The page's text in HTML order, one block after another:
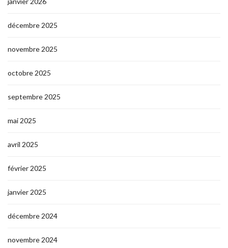
décembre 2025
novembre 2025
octobre 2025
septembre 2025
mai 2025
avril 2025
février 2025
janvier 2025
décembre 2024
novembre 2024